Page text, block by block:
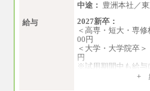
中途： 豊洲本社／
給与
2027新卒：
＜高専・短大・専
00円
＜大学・大学
円
※試用期間中も給与
+